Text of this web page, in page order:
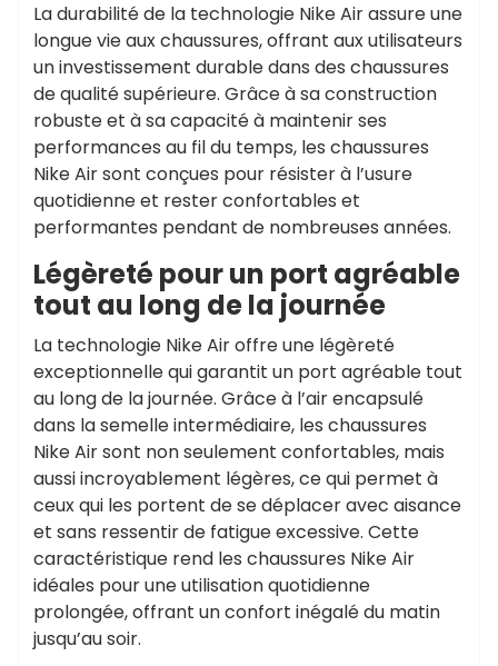
La durabilité de la technologie Nike Air assure une
longue vie aux chaussures, offrant aux utilisateurs
un investissement durable dans des chaussures
de qualité supérieure. Grâce à sa construction
robuste et à sa capacité à maintenir ses
performances au fil du temps, les chaussures
Nike Air sont conçues pour résister à l’usure
quotidienne et rester confortables et
performantes pendant de nombreuses années.
Légèreté pour un port agréable
tout au long de la journée
La technologie Nike Air offre une légèreté
exceptionnelle qui garantit un port agréable tout
au long de la journée. Grâce à l’air encapsulé
dans la semelle intermédiaire, les chaussures
Nike Air sont non seulement confortables, mais
aussi incroyablement légères, ce qui permet à
ceux qui les portent de se déplacer avec aisance
et sans ressentir de fatigue excessive. Cette
caractéristique rend les chaussures Nike Air
idéales pour une utilisation quotidienne
prolongée, offrant un confort inégalé du matin
jusqu’au soir.